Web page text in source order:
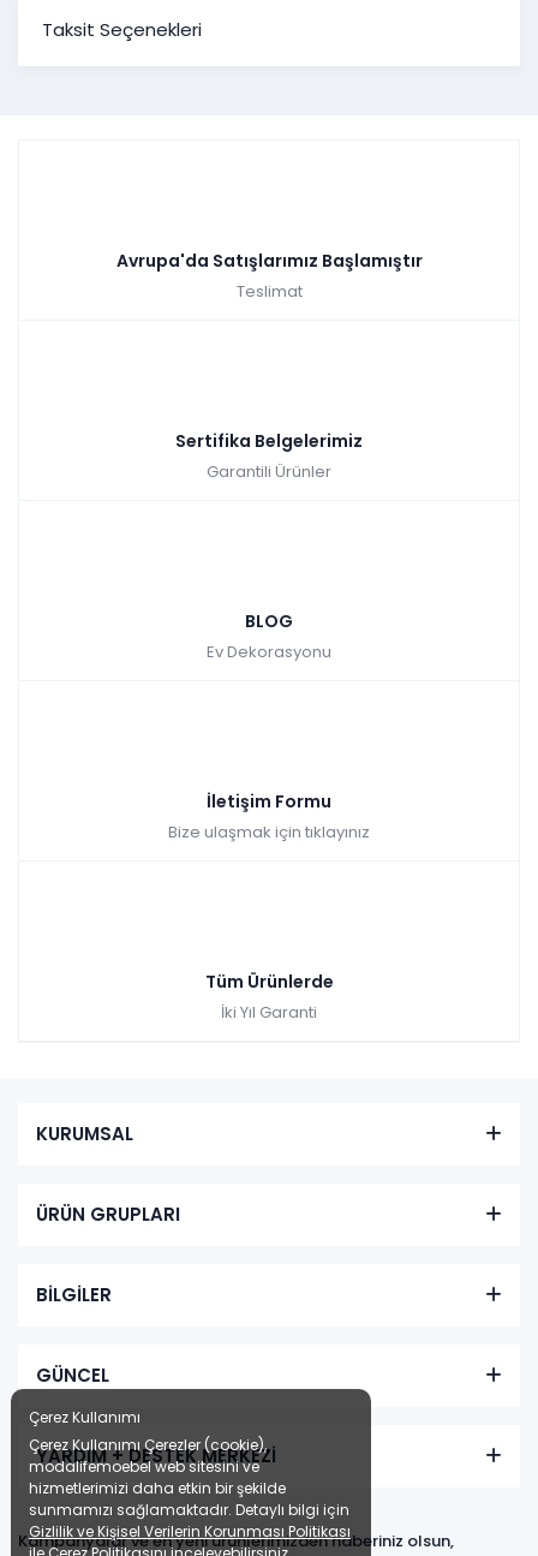
Taksit Seçenekleri
Avrupa'da Satışlarımız Başlamıştır
Teslimat
Sertifika Belgelerimiz
Garantili Ürünler
BLOG
Ev Dekorasyonu
İletişim Formu
Bize ulaşmak için tıklayınız
Tüm Ürünlerde
İki Yıl Garanti
KURUMSAL
ÜRÜN GRUPLARI
BİLGİLER
GÜNCEL
YARDIM + DESTEK MERKEZİ
Kampanyalar ve en yeni ürünlerimizden haberiniz olsun,
Çerez Kullanımı
Çerez Kullanımı Çerezler (cookie),
modalifemoebel web sitesini ve
hizmetlerimizi daha etkin bir şekilde
sunmamızı sağlamaktadır. Detaylı bilgi için
Gizlilik ve Kişisel Verilerin Korunması Politikası